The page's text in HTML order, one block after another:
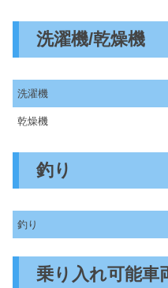
洗濯機/乾燥機
洗濯機
乾燥機
釣り
釣り
乗り入れ可能車